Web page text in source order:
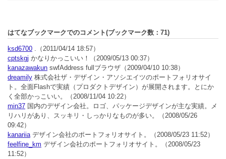
はてなブックマークでのコメント(ブックマーク数： 71)
ksd6700 . （2011/04/14 18:57）
cptskgj かなりかっこいい！
（2009/05/13 00:37）
kanazawakun swfAddress fullブラウザ （2009/04/10 10:38）
dreamily 株式会社ザ・デザイン・アソシエイツのポートフォリオサイ
ト。全面Flashで実績（プロダクトデザイン）が展開されます。とにか
く全部かっこいい。
（2008/11/04 10:22）
min37 国内のデザイン会社。ロゴ、パッケージデザインが主な実績。メ
リハリがあり、スッキリ・しっかりなものが多い。
（2008/05/26
09:42）
kanariiaデザイン会社のポートフォリオサイト。
（2008/05/23 11:52）
feelfine_km デザイン会社のポートフォリオサイト。
（2008/05/23
11:52）